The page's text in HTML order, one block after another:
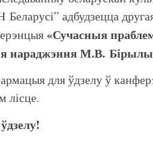
адбудзецца
«Сучасныя
нараджэння М.В.
для ўдзелу ў
лісце.